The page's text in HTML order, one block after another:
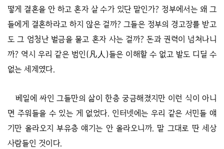
떻게 결혼을 안 하고 혼자 살 수가 있단 말인가? 정부에서는 왜 그
들에게 결혼하라고 하지 않은 걸까? 그들은 정부의 경고장를 받고
도 그 엄청난 벌금을 물고 혼자 사는 걸까? 돈과 권력이 넘쳐나니
까? 역시 우리 같은 범인(凡人)들은 이해할 수 없고 발도 디딜 수
없는 세계였다.
베일에 싸인 그들만의 삶이 한층 궁금해졌지만 이런 식이 아니
면 주워들을 수 있는 게 없었다. 인터넷에는 우리 같은 서민들 얘
기만 올라오지 부유층 얘기는 안 올라오니까. 말 그대로 딴 세상
사람들인 것이다.